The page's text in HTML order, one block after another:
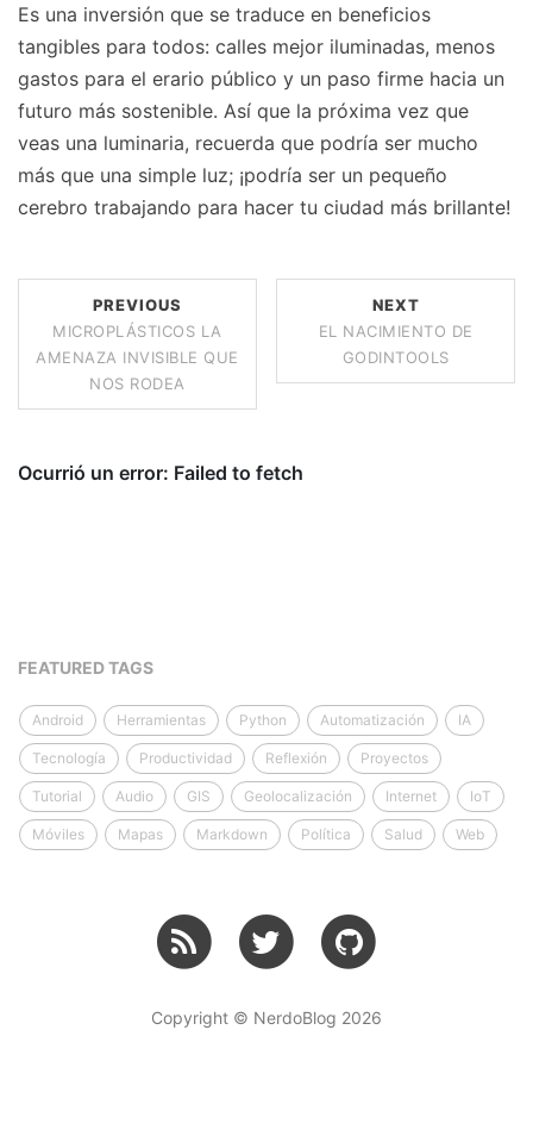
Es una inversión que se traduce en beneficios
tangibles para todos: calles mejor iluminadas, menos
gastos para el erario público y un paso firme hacia un
futuro más sostenible. Así que la próxima vez que
veas una luminaria, recuerda que podría ser mucho
más que una simple luz; ¡podría ser un pequeño
cerebro trabajando para hacer tu ciudad más brillante!
PREVIOUS
MICROPLÁSTICOS LA
AMENAZA INVISIBLE QUE
NOS RODEA
NEXT
EL NACIMIENTO DE
GODINTOOLS
FEATURED TAGS
Android Herramientas Python Automatización IA
Tecnología Productividad Reflexión Proyectos
Tutorial Audio GIS Geolocalización Internet IoT
Móviles Mapas Markdown Política Salud Web
Copyright © NerdoBlog 2026